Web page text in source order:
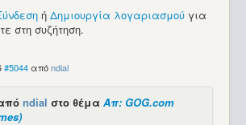
ή Δημιουργία λογαριασμού για
στη συζήτηση.
#5044 απόndial
ndial στο θέμα Απ: GOG.com